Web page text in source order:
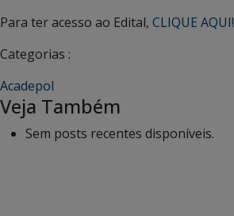
Para ter acesso ao Edital, CLIQUE AQUI!
Categorias :
Acadepol
Veja Também
Sem posts recentes disponíveis.